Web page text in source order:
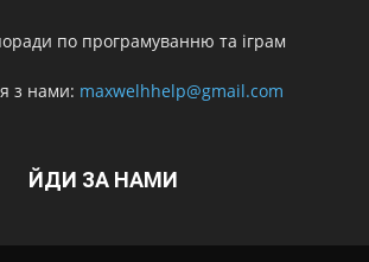
по програмуванню та іграм
з нами: maxwelhhelp@gmail.com
ЙДИ ЗА НАМИ